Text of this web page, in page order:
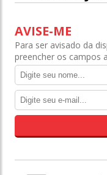
AVISE-ME
Para ser avisado da
preencher os campos